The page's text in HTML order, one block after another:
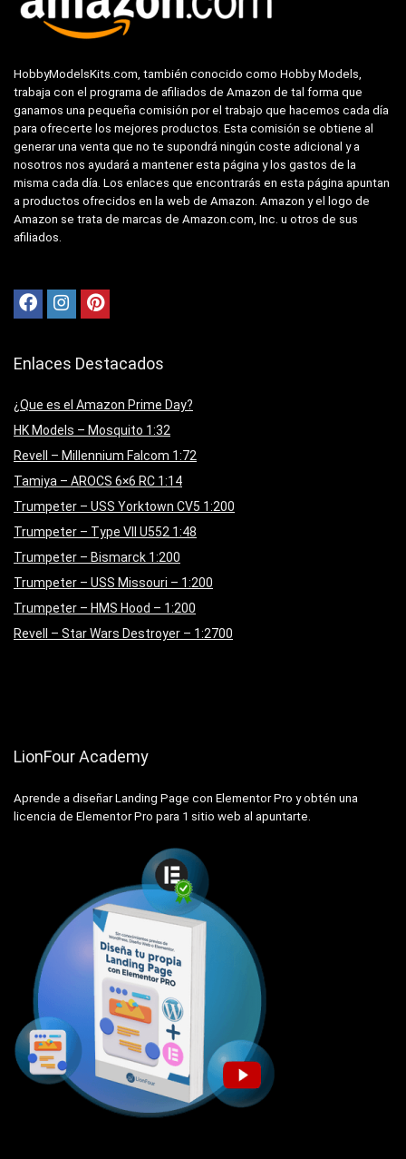
HobbyModelsKits.com, también conocido como Hobby Models,
trabaja con el programa de afiliados de Amazon de tal forma que
ganamos una pequeña comisión por el trabajo que hacemos cada día
para ofrecerte los mejores productos. Esta comisión se obtiene al
generar una venta que no te supondrá ningún coste adicional y a
nosotros nos ayudará a mantener esta página y los gastos de la
misma cada día. Los enlaces que encontrarás en esta página apuntan
a productos ofrecidos en la web de Amazon. Amazon y el logo de
Amazon se trata de marcas de Amazon.com, Inc. u otros de sus
afiliados.
Enlaces Destacados
¿Que es el Amazon Prime Day?
HK Models – Mosquito 1:32
Revell – Millennium Falcom 1:72
Tamiya – AROCS 6×6 RC 1:14
Trumpeter – USS Yorktown CV5 1:200
Trumpeter – Type VII U552 1:48
Trumpeter – Bismarck 1:200
Trumpeter – USS Missouri – 1:200
Trumpeter – HMS Hood – 1:200
Revell – Star Wars Destroyer – 1:2700
LionFour Academy
Aprende a diseñar Landing Page con Elementor Pro y obtén una
licencia de Elementor Pro para 1 sitio web al apuntarte.